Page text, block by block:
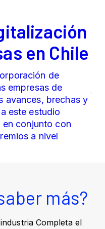
en Chile
de
empresas de
avances, brechas y
este estudio
conjunto con
a nivel
más?
Completa el